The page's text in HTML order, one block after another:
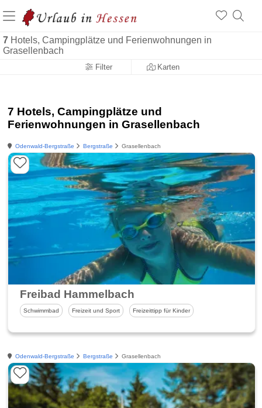
7 Hotels, Campingplätze und Ferienwohnungen in
Grasellenbach
Filter Karten
7 Hotels, Campingplätze und
Ferienwohnungen in Grasellenbach
Odenwald-Bergstraße Bergstraße Grasellenbach
Freibad Hammelbach
Schwimmbad Freizeit und Sport Freizeittipp für Kinder
Odenwald-Bergstraße Bergstraße Grasellenbach